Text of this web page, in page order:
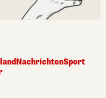
NachrichtenSport